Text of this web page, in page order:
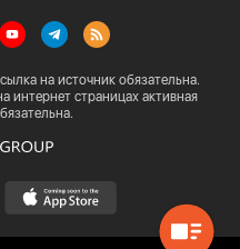
на источник обязательна.
страницах активная